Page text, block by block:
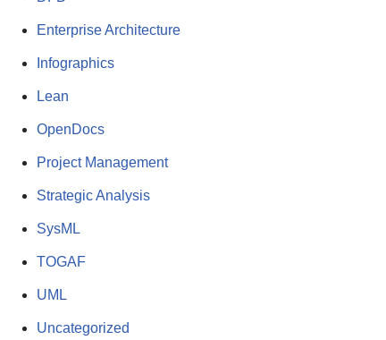
Enterprise Architecture
Infographics
Lean
OpenDocs
Project Management
Strategic Analysis
SysML
TOGAF
UML
Uncategorized